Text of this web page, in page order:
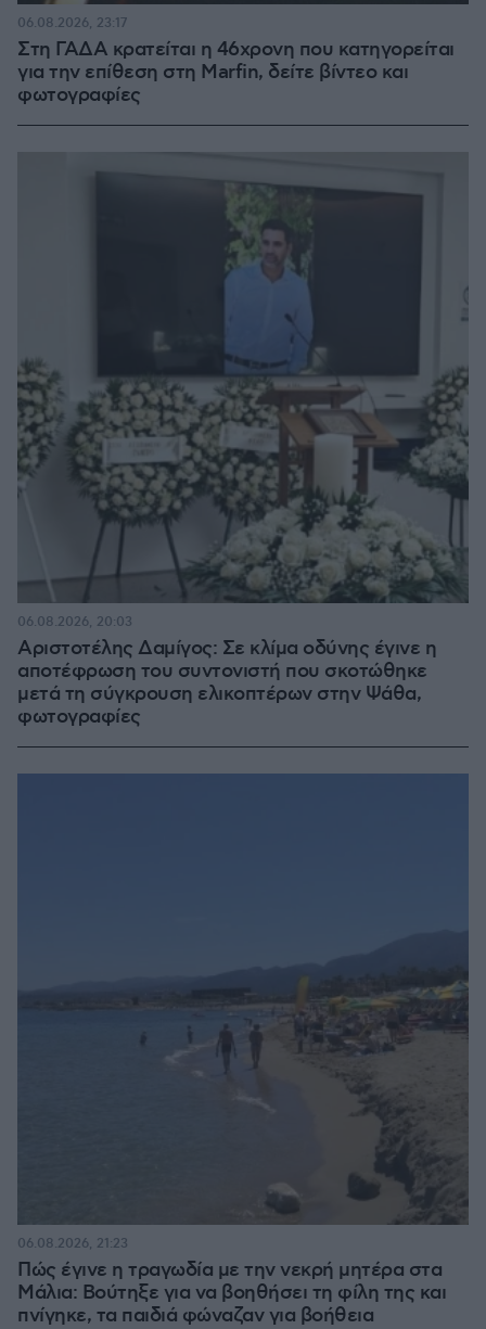
Στη ΓΑΔΑ κρατείται η 46χρονη που κατηγορείται
για την επίθεση στη Marfin, δείτε βίντεο και
φωτογραφίες
06.08.2026, 23:17
Αριστοτέλης Δαμίγος: Σε κλίμα οδύνης έγινε η
αποτέφρωση του συντονιστή που σκοτώθηκε
μετά τη σύγκρουση ελικοπτέρων στην Ψάθα,
φωτογραφίες
06.08.2026, 20:03
Πώς έγινε η τραγωδία με την νεκρή μητέρα στα
Μάλια: Βούτηξε για να βοηθήσει τη φίλη της και
πνίγηκε, τα παιδιά φώναζαν για βοήθεια
06.08.2026, 21:23